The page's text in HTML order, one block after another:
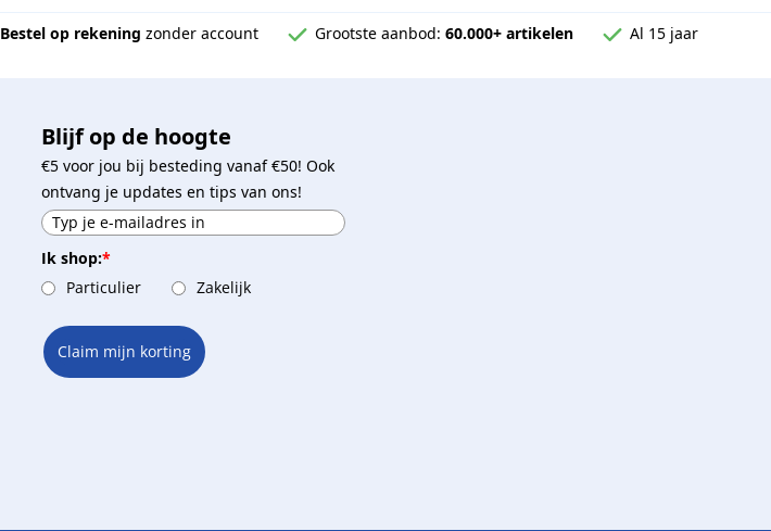
Bestel op rekening zonder account Grootste aanbod: 60.000+ artikelen
Al 15 jaar
Blijf op de hoogte
€5 voor jou bij besteding vanaf €50! Ook
ontvang je updates en tips van ons!
Ik shop:*
Particulier
Zakelijk
Claim mijn korting